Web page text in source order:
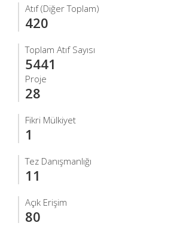
Atıf (Diğer Toplam)
420
Toplam Atıf Sayısı
5441
Proje
28
Fikri Mülkiyet
1
Tez Danışmanlığı
11
Açık Erişim
80